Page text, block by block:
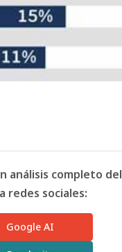
análisis completo del
redes sociales:
Google AI